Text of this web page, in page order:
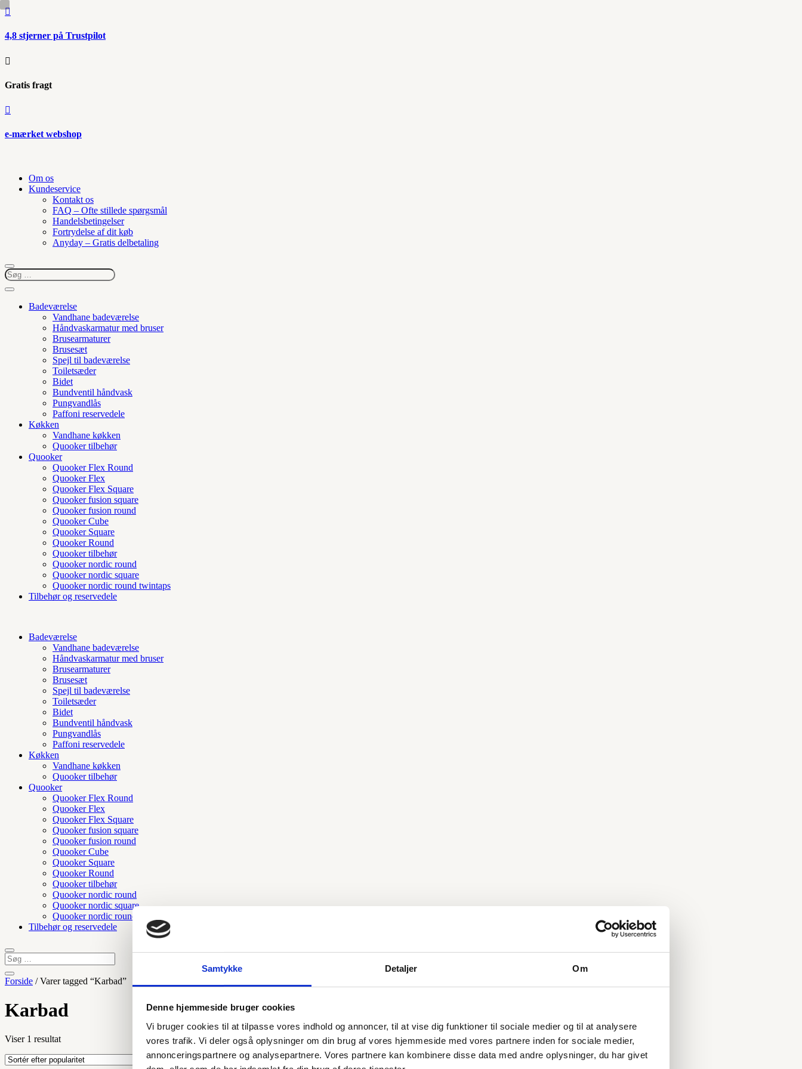
Samtykke Detaljer Om
Denne hjemmeside bruger cookies
Vi bruger cookies til at tilpasse vores indhold og annoncer, til at vise dig funktioner til sociale medier og til at analysere
vores trafik. Vi deler også oplysninger om din brug af vores hjemmeside med vores partnere inden for sociale medier,
annonceringspartnere og analysepartnere. Vores partnere kan kombinere disse data med andre oplysninger, du har givet

4,8 stjerner på Trustpilot

Gratis fragt

e-mærket webshop
Om os
Kundeservice
Kontakt os
FAQ – Ofte stillede spørgsmål
Handelsbetingelser
Fortrydelse af dit køb
Anyday – Gratis delbetaling
Badeværelse
Vandhane badeværelse
Håndvaskarmatur med bruser
Brusearmaturer
Brusesæt
Spejl til badeværelse
Toiletsæder
Bidet
Bundventil håndvask
Pungvandlås
Paffoni reservedele
Køkken
Vandhane køkken
Quooker tilbehør
Quooker
Quooker Flex Round
Quooker Flex
Quooker Flex Square
Quooker fusion square
Quooker fusion round
Quooker Cube
Quooker Square
Quooker Round
Quooker tilbehør
Quooker nordic round
Quooker nordic square
Quooker nordic round twintaps
Tilbehør og reservedele
Badeværelse
Vandhane badeværelse
Håndvaskarmatur med bruser
Brusearmaturer
Brusesæt
Spejl til badeværelse
Toiletsæder
Bidet
Bundventil håndvask
Pungvandlås
Paffoni reservedele
Køkken
Vandhane køkken
Quooker tilbehør
Quooker
Quooker Flex Round
Quooker Flex
Quooker Flex Square
Quooker fusion square
Quooker fusion round
Quooker Cube
Quooker Square
Quooker Round
Quooker tilbehør
Quooker nordic round
Quooker nordic square
Quooker nordic round twintaps
Tilbehør og reservedele
Forside / Varer tagged “Karbad”
Karbad
Viser 1 resultat